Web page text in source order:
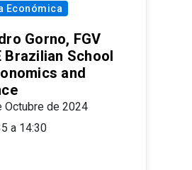
Económica
Gorno, FGV
Brazilian School
and
Octubre de 2024
a 14:30